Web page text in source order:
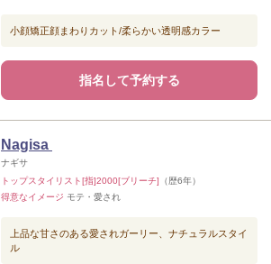
小顔矯正顔まわりカット/柔らかい透明感カラー
指名して予約する
Nagisa
ナギサ
トップスタイリスト[指]2000[ブリーチ] （歴6年）
得意なイメージ モテ・愛され
上品な甘さのある愛されガーリー、ナチュラルスタイ
ル